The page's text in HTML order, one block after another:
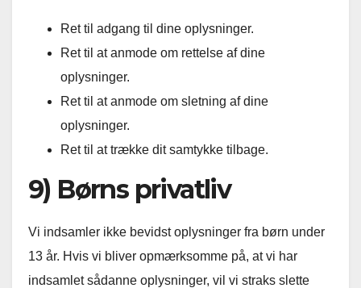
Ret til adgang til dine oplysninger.
Ret til at anmode om rettelse af dine
oplysninger.
Ret til at anmode om sletning af dine
oplysninger.
Ret til at trække dit samtykke tilbage.
9) Børns privatliv
Vi indsamler ikke bevidst oplysninger fra børn under
13 år. Hvis vi bliver opmærksomme på, at vi har
indsamlet sådanne oplysninger, vil vi straks slette